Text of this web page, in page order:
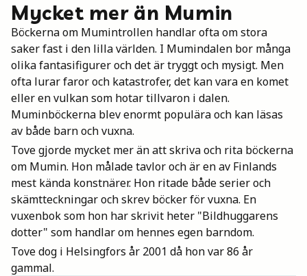
Mycket mer än Mumin
Böckerna om Mumintrollen handlar ofta om stora
saker fast i den lilla världen. I Mumindalen bor många
olika fantasifigurer och det är tryggt och mysigt. Men
ofta lurar faror och katastrofer, det kan vara en komet
eller en vulkan som hotar tillvaron i dalen.
Muminböckerna blev enormt populära och kan läsas
av både barn och vuxna.
Tove gjorde mycket mer än att skriva och rita böckerna
om Mumin. Hon målade tavlor och är en av Finlands
mest kända konstnärer. Hon ritade både serier och
skämtteckningar och skrev böcker för vuxna. En
vuxenbok som hon har skrivit heter "Bildhuggarens
dotter" som handlar om hennes egen barndom.
Tove dog i Helsingfors år 2001 då hon var 86 år
gammal.